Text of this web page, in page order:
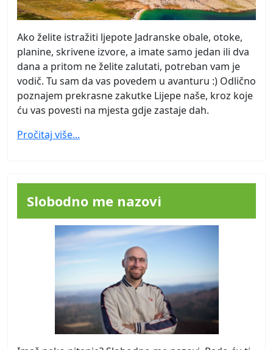
Ako želite istražiti ljepote Jadranske obale, otoke,
planine, skrivene izvore, a imate samo jedan ili dva
dana a pritom ne želite zalutati, potreban vam je
vodič. Tu sam da vas povedem u avanturu :) Odlično
poznajem prekrasne zakutke Lijepe naše, kroz koje
ću vas povesti na mjesta gdje zastaje dah.
Pročitaj više...
Slobodno me nazovi